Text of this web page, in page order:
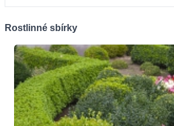
Rostlinné sbírky